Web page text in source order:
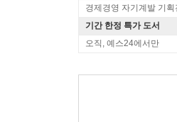
경제경영 자기계발 기획
기간 한정 특가 도서
오직, 예스24에서만